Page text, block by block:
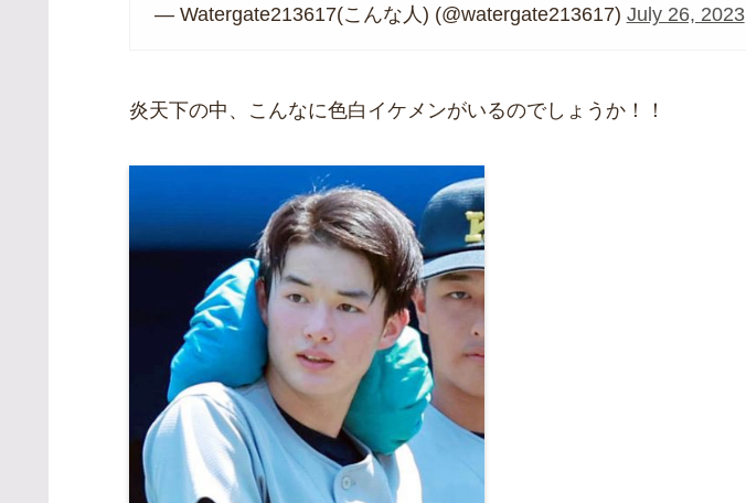
— Watergate213617(こんな人) (@watergate213617) July 26, 2023
炎天下の中、こんなに色白イケメンがいるのでしょうか！！